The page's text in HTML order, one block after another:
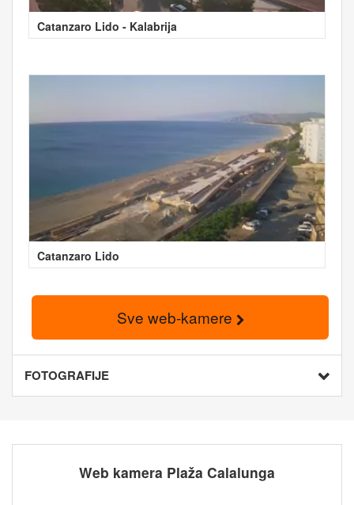
Catanzaro Lido - Kalabrija
Catanzaro Lido
Sve web-kamere
FOTOGRAFIJE
Web kamera Plaža Calalunga